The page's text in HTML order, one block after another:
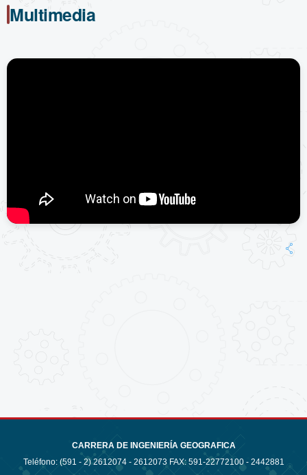
Multimedia
CARRERA DE INGENIERÍA GEOGRAFICA
Teléfono: (591 - 2) 2612074 - 2612073 FAX: 591-22772100 - 2442881